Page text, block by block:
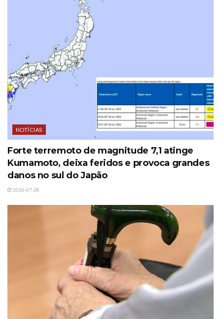
NOTÍCIAS
Forte terremoto de magnitude 7,1 atinge
Kumamoto, deixa feridos e provoca grandes
danos no sul do Japão
2026-07-28